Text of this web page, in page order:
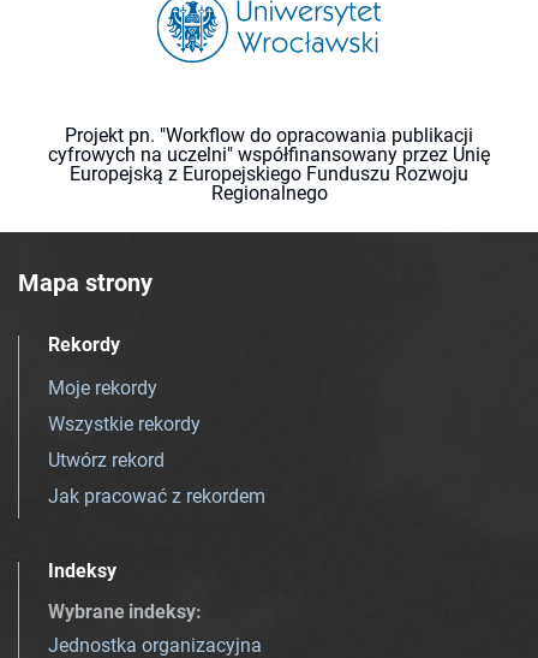
Projekt pn. "Workflow do opracowania publikacji
cyfrowych na uczelni" współfinansowany przez Unię
Europejską z Europejskiego Funduszu Rozwoju
Regionalnego
Mapa strony
Rekordy
Moje rekordy
Wszystkie rekordy
Utwórz rekord
Jak pracować z rekordem
Indeksy
Wybrane indeksy:
Jednostka organizacyjna